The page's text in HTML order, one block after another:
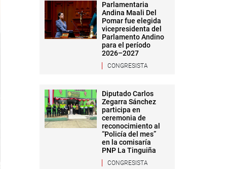
Parlamentaria
Andina Maali Del
Pomar fue elegida
vicepresidenta del
Parlamento Andino
para el período
2026–2027
CONGRESISTA
Diputado Carlos
Zegarra Sánchez
participa en
ceremonia de
reconocimiento al
“Policía del mes”
en la comisaría
PNP La Tinguiña
CONGRESISTA